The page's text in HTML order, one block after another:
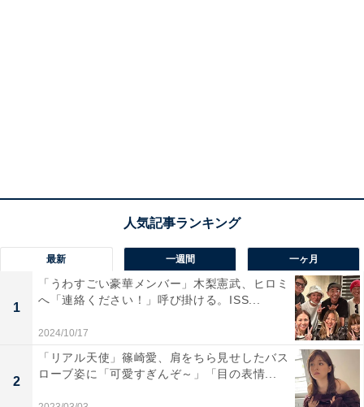
最新 一週間 一ヶ月
1
「うわすごい豪華メンバー」木梨憲武、ヒロミ
へ「連絡ください！」呼び掛ける。ISS...
2024/10/17
2
「リアル天使」篠崎愛、肩をちら見せしたバス
ローブ姿に「可愛すぎんぞ～」「目の表情...